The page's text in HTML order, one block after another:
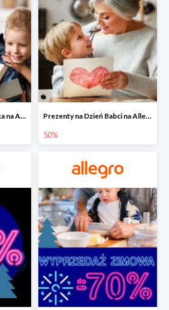
Prezenty na Dzień Dziadka na Allegro do -50% Prezenty na Dzień Babci na Allegro do -50%
50%